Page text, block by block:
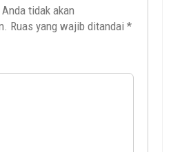
tidak akan
Ruas yang wajib ditandai*